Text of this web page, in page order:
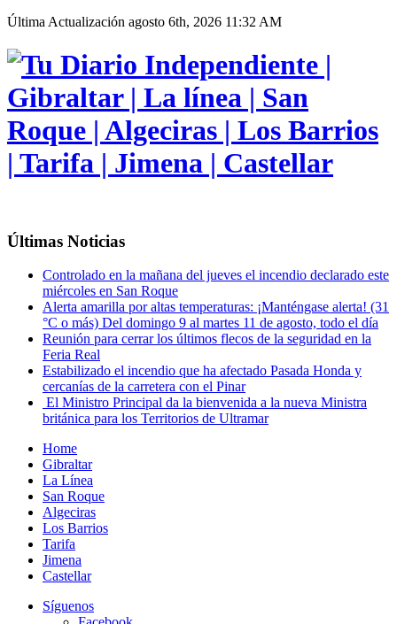
Última Actualización agosto 6th, 2026 11:32 AM
Últimas Noticias
Controlado en la mañana del jueves el incendio declarado este
miércoles en San Roque
Alerta amarilla por altas temperaturas: ¡Manténgase alerta! (31
°C o más) Del domingo 9 al martes 11 de agosto, todo el día
Reunión para cerrar los últimos flecos de la seguridad en la
Feria Real
Estabilizado el incendio que ha afectado Pasada Honda y
cercanías de la carretera con el Pinar
El Ministro Principal da la bienvenida a la nueva Ministra
británica para los Territorios de Ultramar
Home
Gibraltar
La Línea
San Roque
Algeciras
Los Barrios
Tarifa
Jimena
Castellar
Síguenos